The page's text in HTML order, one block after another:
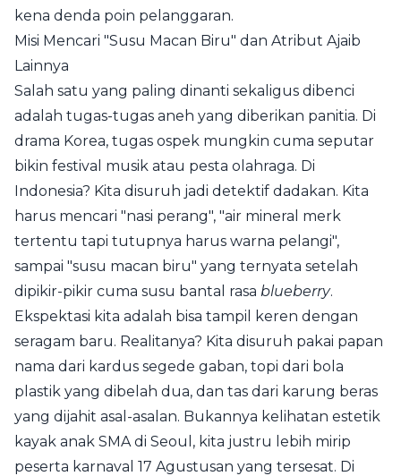
kena denda poin pelanggaran.
Misi Mencari "Susu Macan Biru" dan Atribut Ajaib
Lainnya
Salah satu yang paling dinanti sekaligus dibenci
adalah tugas-tugas aneh yang diberikan panitia. Di
drama Korea, tugas ospek mungkin cuma seputar
bikin festival musik atau pesta olahraga. Di
Indonesia? Kita disuruh jadi detektif dadakan. Kita
harus mencari "nasi perang", "air mineral merk
tertentu tapi tutupnya harus warna pelangi",
sampai "susu macan biru" yang ternyata setelah
dipikir-pikir cuma susu bantal rasa blueberry.
Ekspektasi kita adalah bisa tampil keren dengan
seragam baru. Realitanya? Kita disuruh pakai papan
nama dari kardus segede gaban, topi dari bola
plastik yang dibelah dua, dan tas dari karung beras
yang dijahit asal-asalan. Bukannya kelihatan estetik
kayak anak SMA di Seoul, kita justru lebih mirip
peserta karnaval 17 Agustusan yang tersesat. Di